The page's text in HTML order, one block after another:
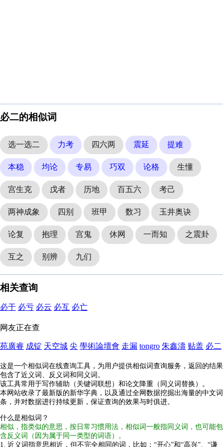
必二的相似词
选一选二 力考 四六两 震延 提难
本稳 均论 专易 巧双 论格 生懂
宫生克 戊者 历地 百五六 考己
两神成象 四别 班甲 数习 玉井奥诀
论复 抱理 宫鬼 休网 一而知 之震卦
互之 别辨 九们
相关查询
必于 必亏 必云 必互 必亡
网友正在查
苑廣睿 成锭 天空城 尖 學術論壇會 走漏 tongro 朱鑫濤 贴盖 必二
这是一个相似词在线查询工具，为用户提供相似词查询服务，返回的结果
包含了近义词、反义词和同义词。
该工具常用于写作辅助（关键词联想）和论文降重（同义词替换）。
本网站收录了最新版的新华字典，以及通过全网数据挖掘出海量的中文词
条，并对数据进行持续更新，保证查询的效果与时俱进。
什么是相似词？
相似，指类似的意思，按日常习惯用法，相似词一般指同义词，也可能包
含反义词（因为属于同一类型的词语）。
1. 近义词指意思相近，但不完全相同的词，比如：“开心”和“高兴”、“谦